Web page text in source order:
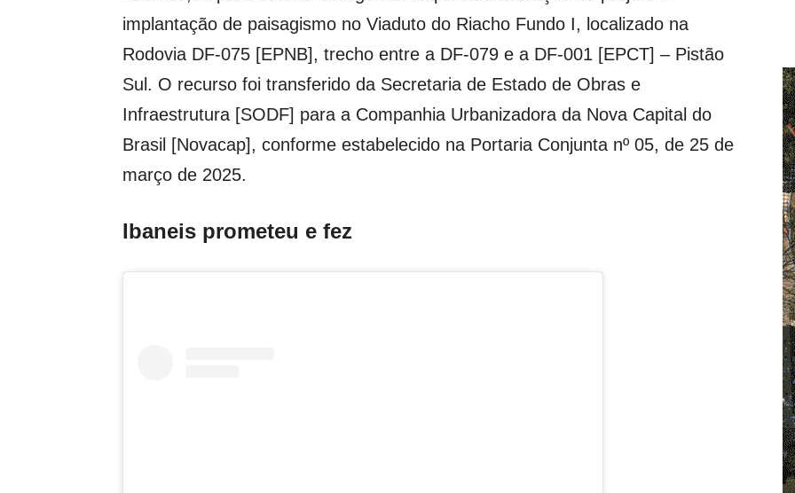
implantação de paisagismo no Viaduto do Riacho Fundo I, localizado na
Rodovia DF-075 [EPNB], trecho entre a DF-079 e a DF-001 [EPCT] – Pistão
Sul. O recurso foi transferido da Secretaria de Estado de Obras e
Infraestrutura [SODF] para a Companhia Urbanizadora da Nova Capital do
Brasil [Novacap], conforme estabelecido na Portaria Conjunta nº 05, de 25 de
março de 2025.
Ibaneis prometeu e fez